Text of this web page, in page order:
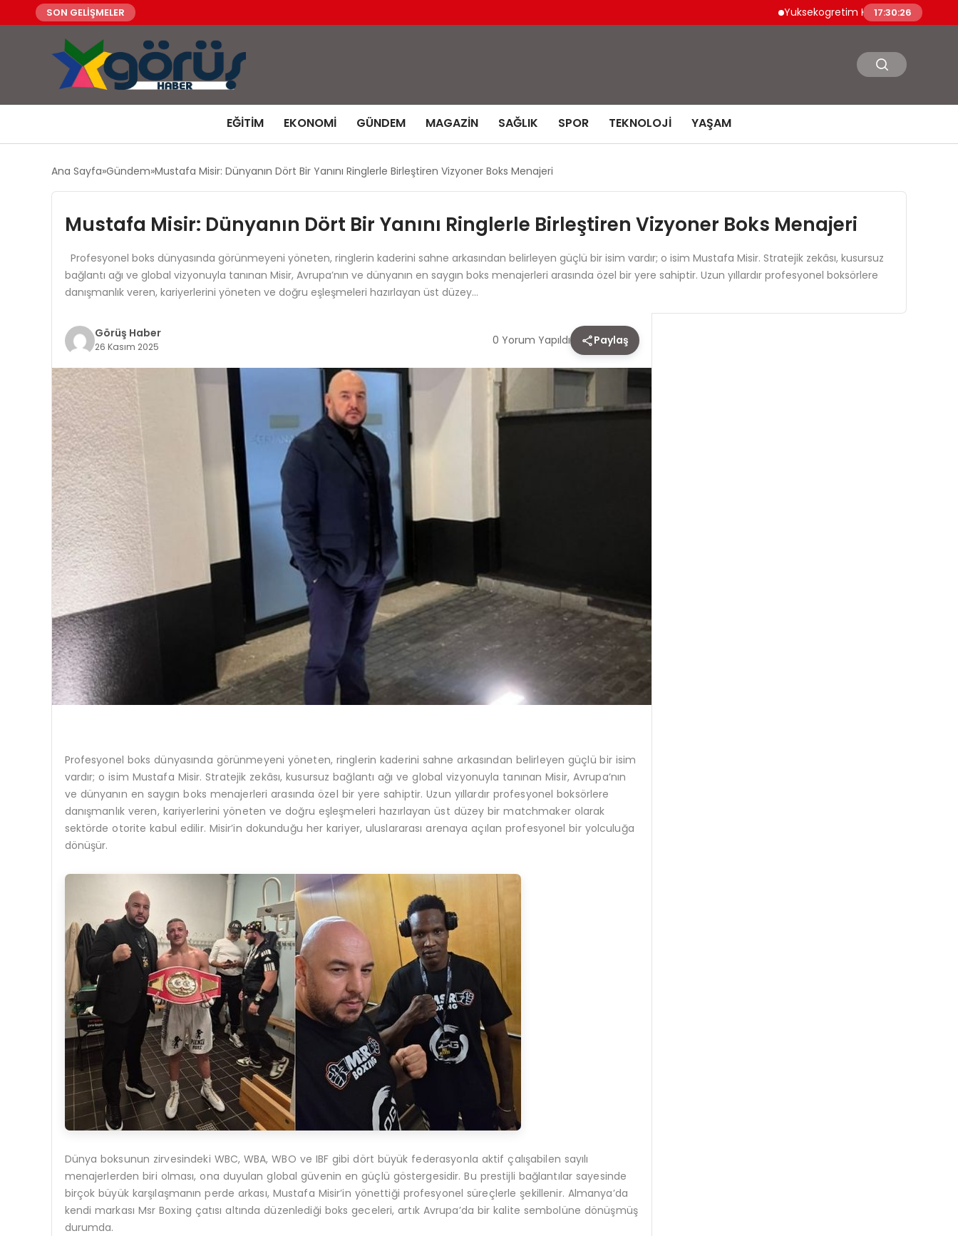
SON GELİŞMELER Yuksekogretim Kurumu Dijital
17:30:27
EĞITIM EKONOMI GÜNDEM MAGAZIN SAĞLIK SPOR TEKNOLOJI YAŞAM
Ana Sayfa Gündem Mustafa Misir: Dünyanın Dört Bir Yanını Ringlerle Birleştiren Vizyoner Boks Menajeri
Mustafa Misir: Dünyanın Dört Bir Yanını Ringlerle Birleştiren Vizyoner Boks Menajeri
Profesyonel boks dünyasında görünmeyeni yöneten, ringlerin kaderini sahne arkasından belirleyen güçlü bir isim vardır; o isim Mustafa Misir. Stratejik zekâsı, kusursuz
bağlantı ağı ve global vizyonuyla tanınan Misir, Avrupa’nın ve dünyanın en saygın boks menajerleri arasında özel bir yere sahiptir. Uzun yıllardır profesyonel boksörlere
danışmanlık veren, kariyerlerini yöneten ve doğru eşleşmeleri hazırlayan üst düzey…
Görüş Haber
26 Kasım 2025 0 Yorum Yapıldı Paylaş
Profesyonel boks dünyasında görünmeyeni yöneten, ringlerin kaderini sahne arkasından belirleyen güçlü bir isim
vardır; o isim Mustafa Misir. Stratejik zekâsı, kusursuz bağlantı ağı ve global vizyonuyla tanınan Misir, Avrupa’nın
ve dünyanın en saygın boks menajerleri arasında özel bir yere sahiptir. Uzun yıllardır profesyonel boksörlere
danışmanlık veren, kariyerlerini yöneten ve doğru eşleşmeleri hazırlayan üst düzey bir matchmaker olarak
sektörde otorite kabul edilir. Misir’in dokunduğu her kariyer, uluslararası arenaya açılan profesyonel bir yolculuğa
dönüşür.
Dünya boksunun zirvesindeki WBC, WBA, WBO ve IBF gibi dört büyük federasyonla aktif çalışabilen sayılı
menajerlerden biri olması, ona duyulan global güvenin en güçlü göstergesidir. Bu prestijli bağlantılar sayesinde
birçok büyük karşılaşmanın perde arkası, Mustafa Misir’in yönettiği profesyonel süreçlerle şekillenir. Almanya’da
kendi markası Msr Boxing çatısı altında düzenlediği boks geceleri, artık Avrupa’da bir kalite sembolüne dönüşmüş
durumda.